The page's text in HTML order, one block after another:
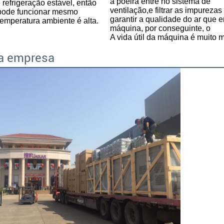
refrigeração estável, então
funcionar mesmo
ambiente é alta.
ventilação,e filtrar as impurezas
garantir a qualidade do ar que
máquina, por conseguinte, o
A vida útil da máquina é muito
empresa